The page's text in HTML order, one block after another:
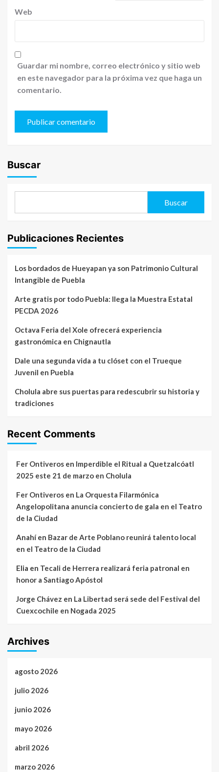
Web
Guardar mi nombre, correo electrónico y sitio web
en este navegador para la próxima vez que haga un
comentario.
Buscar
Buscar
Publicaciones Recientes
Los bordados de Hueyapan ya son Patrimonio Cultural
Intangible de Puebla
Arte gratis por todo Puebla: llega la Muestra Estatal
PECDA 2026
Octava Feria del Xole ofrecerá experiencia
gastronómica en Chignautla
Dale una segunda vida a tu clóset con el Trueque
Juvenil en Puebla
Cholula abre sus puertas para redescubrir su historia y
tradiciones
Recent Comments
Fer Ontiveros en Imperdible el Ritual a Quetzalcóatl
2025 este 21 de marzo en Cholula
Fer Ontiveros en La Orquesta Filarmónica
Angelopolitana anuncia concierto de gala en el Teatro
de la Ciudad
Anahíen Bazar de Arte Poblano reunirá talento local
en el Teatro de la Ciudad
Elia en Tecali de Herrera realizará feria patronal en
honor a Santiago Apóstol
Jorge Chávez en La Libertad será sede del Festival del
Cuexcochile en Nogada 2025
Archives
agosto 2026
julio 2026
junio 2026
mayo 2026
abril 2026
marzo 2026